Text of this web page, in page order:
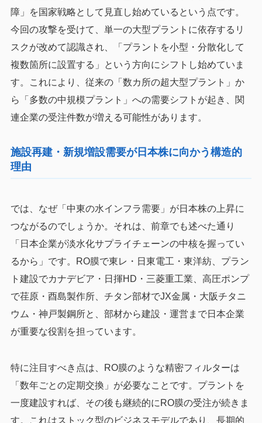
障」を国家戦略として見直し始めているという点です。
今回の攻撃を受けて、単一の大型プラントに依存するリ
スクが改めて認識され、「プラントを小型・分散化して
複数箇所に設置する」という方向にシフトし始めていま
す。これにより、従来の「数カ所の超大型プラント」か
ら「多数の中規模プラント」への需要シフトが起き、関
連企業の受注件数が増える可能性があります。
施設再建・新規増設需要が日本株に向かう構造的
理由
では、なぜ「中東の水インフラ需要」が日本株の上昇に
つながるのでしょうか。それは、前章でも述べた通り
「日本企業が淡水化サプライチェーンの中核を握ってい
るから」です。RO膜で東レ・日東電工・東洋紡、プラン
ト建設でカナデビア・日揮HD・三菱重工業、高圧ポンプ
で荏原・酉島製作所、チタン部材でJX金属・大阪チタニ
ウム・神戸製鋼所と、部材から建設・運営まで日本企業
が重要な役割を担っています。
特に注目すべき点は、RO膜のような精密フィルターは
「数年ごとの定期交換」が必要なことです。プラントを
一度建設すれば、その後も継続的にRO膜の受注が続きま
す。これはストック型のビジネスモデルであり、長期的